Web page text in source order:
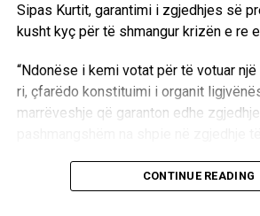
Sipas Kurtit, garantimi i zgjedhjes së
kusht kyç për të shmangur krizën e re
“Ndonëse i kemi votat për të votuar
ri, çfarëdo konstituimi i organit
marrëveshje që garanton edhe
Kreu i LVV-së ritheksoi nevojën për
me krerët e partive të tjera
CONTINUE READING